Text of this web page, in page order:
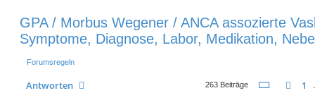
GPA / Morbus Wegener / ANCA assozierte
Symptome, Diagnose, Labor, Medikation,
Forumsregeln
Antworten 263 Beiträge Seite 241